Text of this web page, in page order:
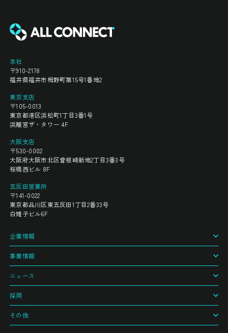
本社
〒910-2178
福井県福井市栂野町第15号1番地2
東京支店
〒105-0013
東京都港区浜松町1丁目3番1号
浜離宮ザ・タワー 4F
大阪支店
〒530-0002
大阪府大阪市北区曾根崎新地2丁目3番3号
桜橋西ビル 8F
五反田営業所
〒141-0022
東京都品川区東五反田1丁目2番33号
白雉子ビル6F
企業情報
事業情報
ニュース
採用
その他